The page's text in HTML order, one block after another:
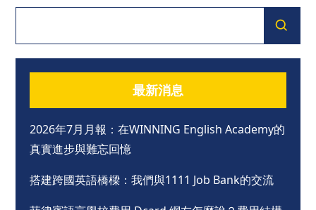
最新消息
2026年7月月報：在WINNING English Academy的
真實進步與難忘回憶
搭建跨國英語橋樑：我們與1111 Job Bank的交流